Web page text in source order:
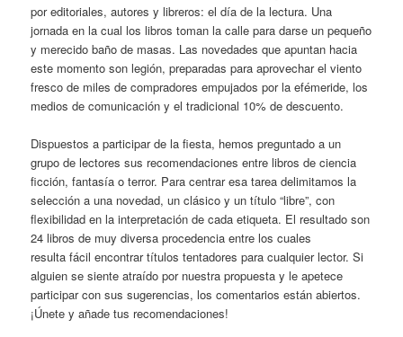
por editoriales, autores y libreros: el día de la lectura. Una
jornada en la cual los libros toman la calle para darse un pequeño
y merecido baño de masas. Las novedades que apuntan hacia
este momento son legión, preparadas para aprovechar el viento
fresco de miles de compradores empujados por la efémeride, los
medios de comunicación y el tradicional 10% de descuento.
Dispuestos a participar de la fiesta, hemos preguntado a un
grupo de lectores sus recomendaciones entre libros de ciencia
ficción, fantasía o terror. Para centrar esa tarea delimitamos la
selección a una novedad, un clásico y un título “libre”, con
flexibilidad en la interpretación de cada etiqueta. El resultado son
24 libros de muy diversa procedencia entre los cuales
resulta fácil encontrar títulos tentadores para cualquier lector. Si
alguien se siente atraído por nuestra propuesta y le apetece
participar con sus sugerencias, los comentarios están abiertos.
¡Únete y añade tus recomendaciones!